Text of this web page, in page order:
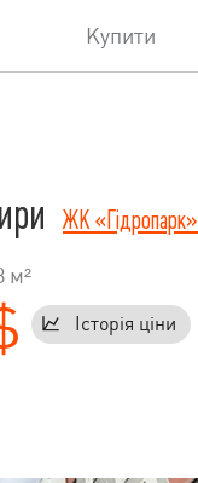
Купити
ЖК «Гідропарк»
м²
Історія ціни